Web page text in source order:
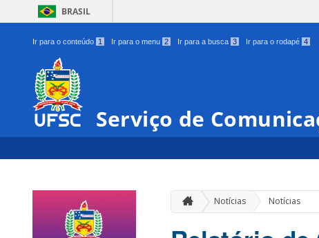
BRASIL
Ir para o conteúdo 1 Ir para o menu 2 Ir para a busca 3 Ir para o rodapé 4
Serviço de
Notícias Notícias